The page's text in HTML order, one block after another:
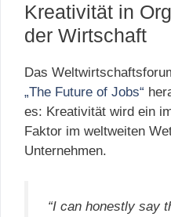
Kreativität in
der Wirtschaft
Das
„The Future of Jobs“
es: Kreativität wird ein
Faktor im weltweiten
Unternehmen.
“I can honestly say